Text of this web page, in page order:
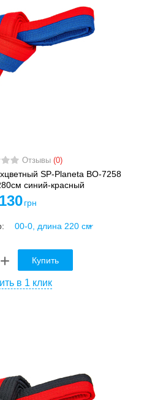
Отзывы (0)
SP-Planeta BO-7258
синий-красный
130 грн
Купить
в 1 клик